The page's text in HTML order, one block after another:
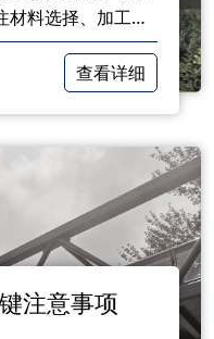
材料选择、加工工
量控制和环保安全
加工的整体水平，
查看详细
注意事项